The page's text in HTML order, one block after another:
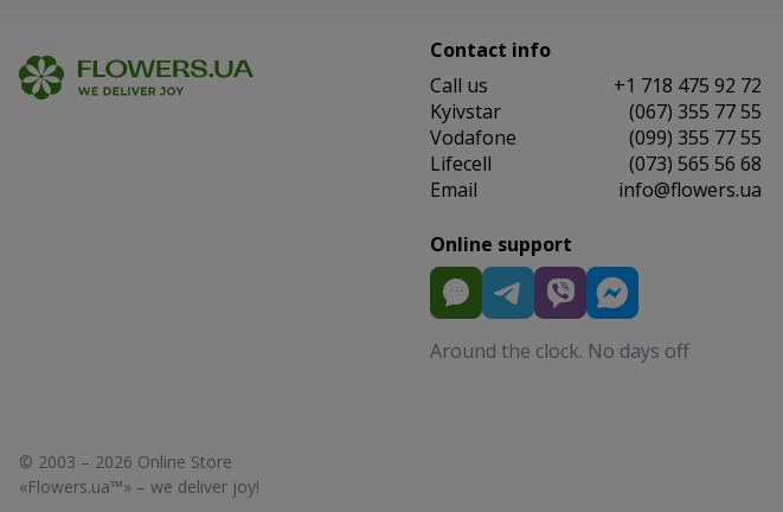
Contact info
Сall us
+1 718 475 92 72
Kyivstar
(067) 355 77 55
Vodafone
(099) 355 77 55
Lifecell
(073) 565 56 68
Email
info@flowers.ua
Online support
Around the clock. No days off
© 2003 – 2026 Online Store
«Flowers.ua™» – we deliver joy!